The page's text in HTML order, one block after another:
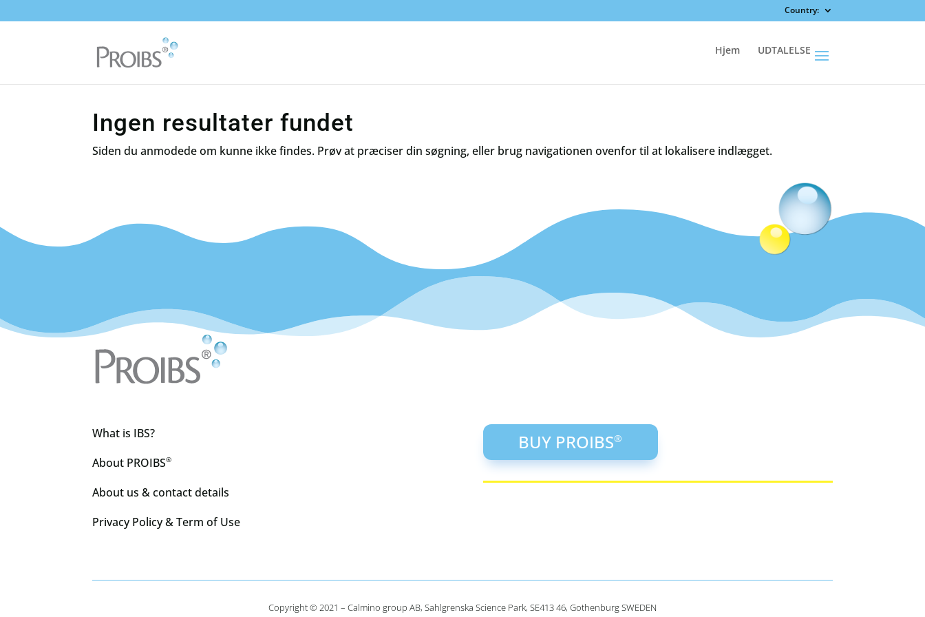
Country:
Hjem UDTALELSE
Ingen resultater fundet
Siden du anmodede om kunne ikke findes. Prøv at præciser din søgning, eller brug navigationen ovenfor til at lokalisere indlægget.
What is IBS?
About PROIBS®
About us & contact details
Privacy Policy & Term of Use
BUY PROIBS®
Copyright © 2021 – Calmino group AB, Sahlgrenska Science Park, SE413 46, Gothenburg SWEDEN